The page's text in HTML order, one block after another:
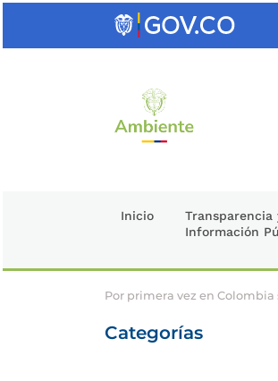
Inicio
Transparencia
Información
Por primera vez en Colombia
Categorías